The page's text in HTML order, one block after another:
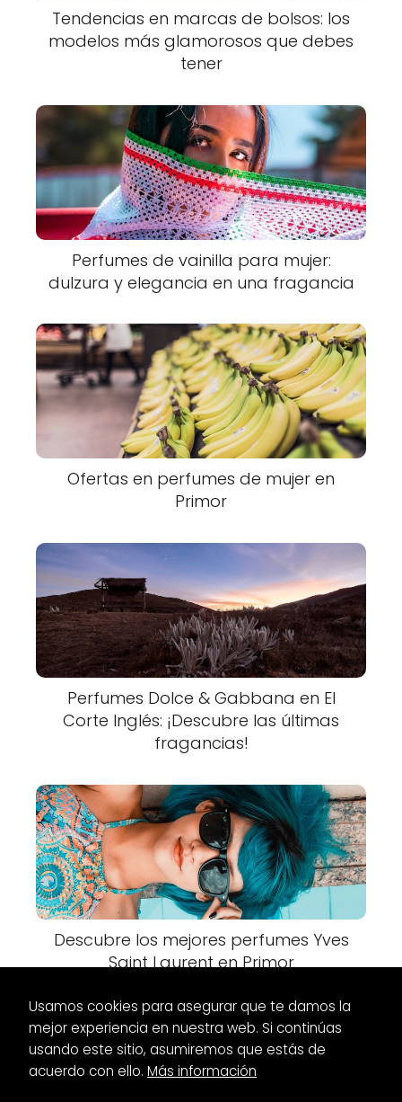
Tendencias en marcas de bolsos: los
modelos más glamorosos que debes
tener
Perfumes de vainilla para mujer:
dulzura y elegancia en una fragancia
Ofertas en perfumes de mujer en
Primor
Perfumes Dolce & Gabbana en El
Corte Inglés: ¡Descubre las últimas
fragancias!
Descubre los mejores perfumes Yves
Saint Laurent en Primor
Maquillaje
Maquillaje para pieles maduras Yves
Usamos cookies para asegurar que te damos la
mejor experiencia en nuestra web. Si continúas
usando este sitio, asumiremos que estás de
acuerdo con ello. Más información